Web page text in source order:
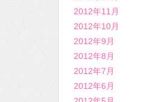
2012年11月
2012年10月
2012年9月
2012年8月
2012年7月
2012年6月